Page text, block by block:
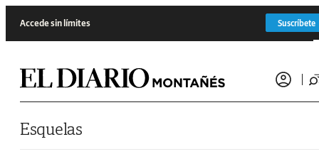
Accede sin límites Suscríbete
Esquelas